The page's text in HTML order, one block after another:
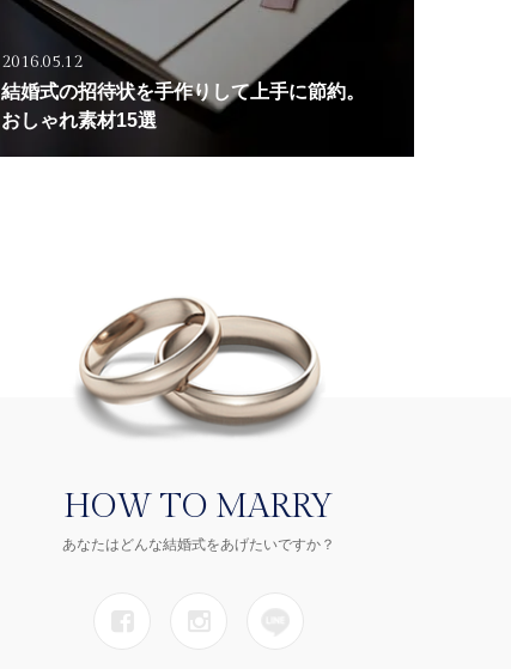
2016.05.12
結婚式の招待状を手作りして上手に節約。
おしゃれ素材15選
HOW TO MARRY
あなたはどんな結婚式をあげたいですか？